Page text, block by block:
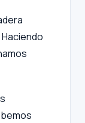
Haciendo